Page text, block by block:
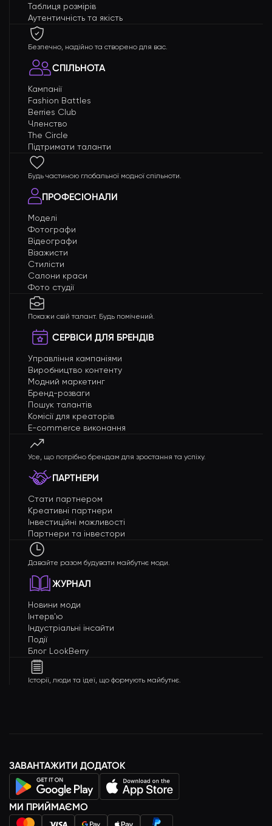
Таблиця розмірів
Аутентичність та якість
Безпечно, надійно та створено для вас.
СПІЛЬНОТА
Кампанії
Fashion Battles
Berries Club
Членство
The Circle
Підтримати таланти
Будь частиною глобальної модної спільноти.
ПРОФЕСІОНАЛИ
Моделі
Фотографи
Відеографи
Візажисти
Стилісти
Салони краси
Фото студії
Покажи свій талант. Будь помічений.
СЕРВІСИ ДЛЯ БРЕНДІВ
Управління кампаніями
Виробництво контенту
Модний маркетинг
Бренд-розваги
Пошук талантів
Комісії для креаторів
E-commerce виконання
Усе, що потрібно брендам для зростання та успіху.
ПАРТНЕРИ
Стати партнером
Креативні партнери
Інвестиційні можливості
Партнери та інвестори
Давайте разом будувати майбутнє моди.
ЖУРНАЛ
Новини моди
Інтерв'ю
Індустріальні інсайти
Події
Блог LookBerry
Історії, люди та ідеї, що формують майбутнє.
ЗАВАНТАЖИТИ ДОДАТОК
МИ ПРИЙМАЄМО